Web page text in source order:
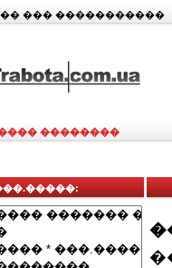
��� �����������
��������